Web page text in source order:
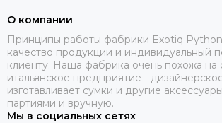
О компании
Принципы работы фабрики Exotiq
качество продукции и индивидуальный
клиенту. Наша фабрика очень похожа на
итальянское предприятие -
изготавливает сумки и другие
партиями и вручную.
Мы в социальных сетях